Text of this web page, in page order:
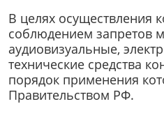
В целях осуществления
соблюдением запретов
аудиовизуальные,
технические средства
порядок применения
Правительством РФ.